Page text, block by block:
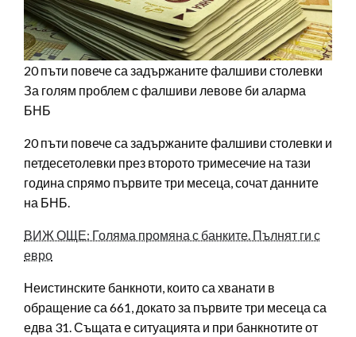
20 пъти повече са задържаните фалшиви столевки
За голям проблем с фалшиви левове би аларма
БНБ
20 пъти повече са задържаните фалшиви столевки и
петдесетолевки през второто тримесечие на тази
година спрямо първите три месеца, сочат данните
на БНБ.
ВИЖ ОЩЕ: Голяма промяна с банките. Пълнят ги с
евро
Неистинските банкноти, които са хванати в
обращение са 661, докато за първите три месеца са
едва 31. Същата е ситуацията и при банкнотите от